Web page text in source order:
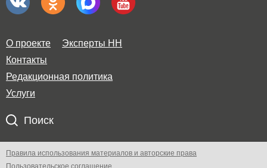
О проекте
Эксперты НН
Контакты
Редакционная политика
Услуги
Поиск
Правила использования материалов и авторские права
Пользовательское соглашение